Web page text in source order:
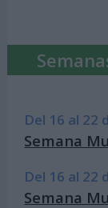
Del 16 al 22
Semana
Del 16 al 22
Semana